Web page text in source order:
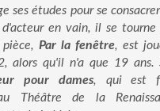
ses études pour se
en vain, il se tourne
Par la fenêtre, est
alors qu'il n'a que 19 ans.
pour dames, qui est
Théâtre de la